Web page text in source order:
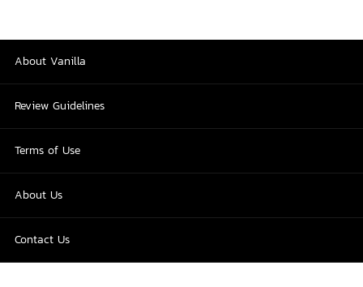
About Vanilla
Review Guidelines
Terms of Use
About Us
Contact Us